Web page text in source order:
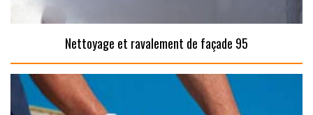
Nettoyage et ravalement de façade 95